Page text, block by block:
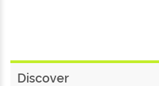
Discover